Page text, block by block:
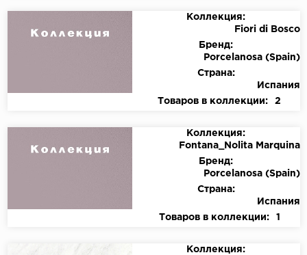
Коллекция:
Fiori di Bosco
Бренд:
Porcelanosa (Spain)
Страна:
Испания
Товаров в коллекции:
2
Коллекция:
Fontana_Nolita Marquina
Бренд:
Porcelanosa (Spain)
Страна:
Испания
Товаров в коллекции:
1
Коллекция: